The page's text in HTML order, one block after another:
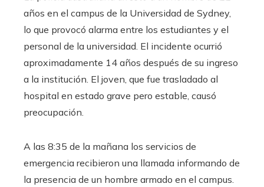
años en el campus de la Universidad de Sydney,
lo que provocó alarma entre los estudiantes y el
personal de la universidad. El incidente ocurrió
aproximadamente 14 años después de su ingreso
a la institución. El joven, que fue trasladado al
hospital en estado grave pero estable, causó
preocupación.
A las 8:35 de la mañana los servicios de
emergencia recibieron una llamada informando de
la presencia de un hombre armado en el campus.